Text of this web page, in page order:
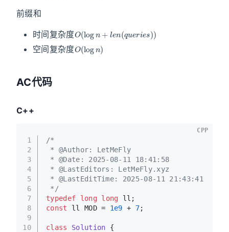
前缀和
时间复杂度
空间复杂度
O (logn )
AC代码
C++
1
2
3
4
5
6
7
8
9
10
/*
* @Author: LetMeFly
* @Date: 2025-08-11 18:41:58
* @LastEditors: LetMeFly.xyz
* @LastEditTime: 2025-08-11 21:43:41
*/
typedef
long long ll;
const
ll MOD = 1e9 + 7;
class Solution {
CPP